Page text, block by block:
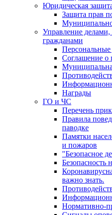
Юридическая
Защита прав
Управление
гражданами
Соглашение о
Награды
ГО и ЧС
Перечень
Правила
паводке
Памятки
и пожаров
"Безопасное
Безопасность
важно знать.
Нормативно-